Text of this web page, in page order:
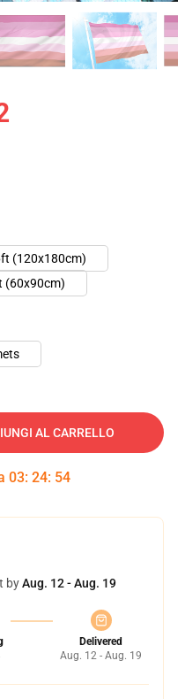
(120x180cm)
(60x90cm)
AL CARRELLO
03: 24: 54
byAug. 12 - Aug. 19
Delivered
Aug. 12 - Aug. 19